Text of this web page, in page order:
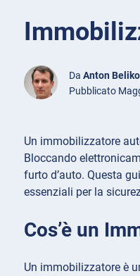
Da Anton
Pubblicato
Un immobilizzatore
Bloccando
furto d’auto. Questa
essenziali per la
Cos’è un
Un immobilizzatore è